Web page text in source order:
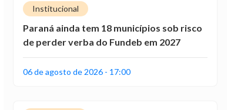
Institucional
Paraná ainda tem 18 municípios sob risco
de perder verba do Fundeb em 2027
06 de agosto de 2026 - 17:00